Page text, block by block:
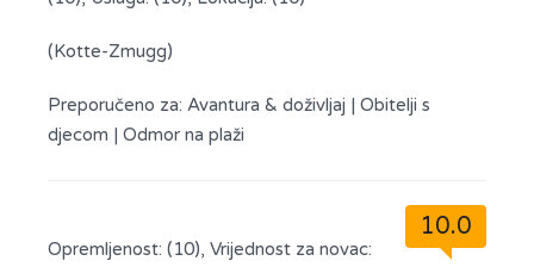
(Kotte-Zmugg)
Preporučeno za: Avantura & doživljaj | Obitelji s
djecom | Odmor na plaži
10.0
Opremljenost: (10), Vrijednost za novac: